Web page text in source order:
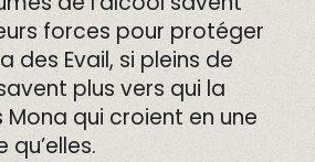
forces pour protéger
des Evail, si pleins de
plus vers qui la
Mona qui croient en une